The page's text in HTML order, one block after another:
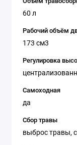
60 л
Рабочий объём
173 см3
Регулировка
Самоходная
да
Сбор травы
выброс травы,